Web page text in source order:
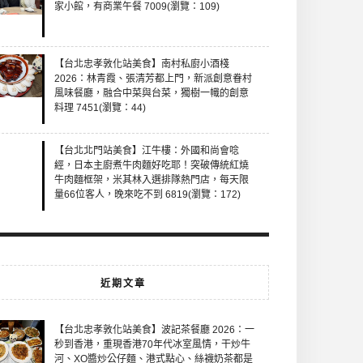
家小館，有商業午餐 7009(瀏覽：109)
【台北忠孝敦化站美食】南村私廚小酒棧
2026：林青霞、張清芳都上門，新派創意眷村
風味餐廳，融合中菜與台菜，獨樹一幟的創意
料理 7451(瀏覽：44)
【台北北門站美食】江牛樓：外國和尚會唸
經，日本主廚煮牛肉麵好吃耶！突破傳統紅燒
牛肉麵框架，米其林入選排隊熱門店，每天限
量66位客人，晚來吃不到 6819(瀏覽：172)
近期文章
【台北忠孝敦化站美食】波記茶餐廳 2026：一
秒到香港，重現香港70年代冰室風情，干炒牛
河、XO醬炒公仔麵、港式點心、絲襪奶茶都是